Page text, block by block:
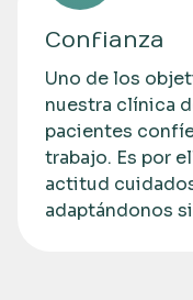
Confianza
Uno de los
nuestra clínica
pacientes
trabajo. Es por
actitud
adaptándonos